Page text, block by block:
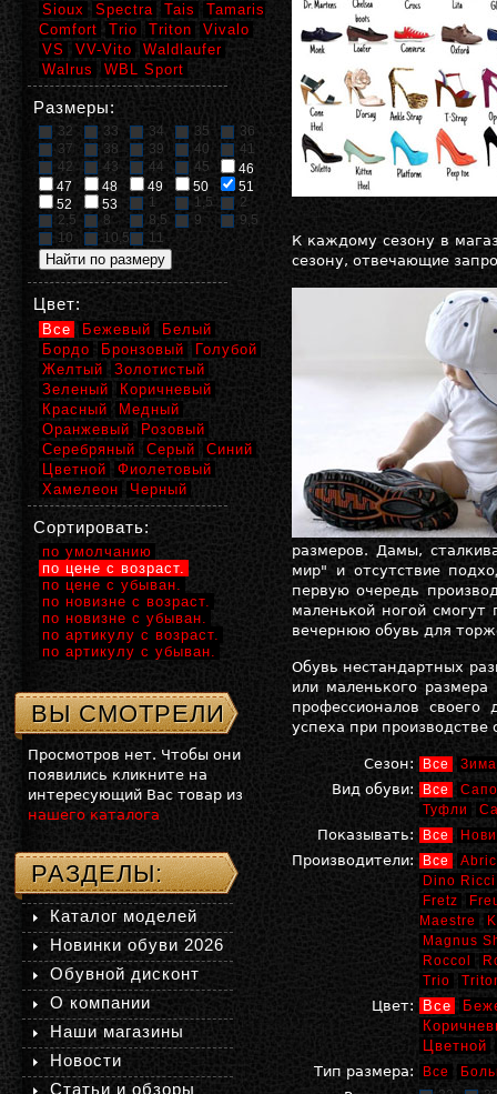
К каждому сезону в
сезону, отвечающие
размеров. Дамы,
мир" и отсутствие
первую очередь
маленькой ногой
вечернюю обувь для
Обувь нестандартных
или маленького
профессионалов
успеха при
Сезон: Все Зима
Вид обуви: Все
Туфли
Показывать: Все
Производители: Все
Dino Ricci
Fretz
Maestre
Magnus
Roccol
Trio
Цвет: Все
Цветной
Тип размера:
Все
Sioux
Spectra Tais
Tamaris
Comfort
Trio Triton
Vivalo
VS
VV-Vito
Waldlaufer
Walrus
WBL Sport
Размеры:
32 33 34 35
36
37
38 39 40
41
42
43 44 45
46
47
48 49 50
51
52
53 1 1,5
2
2,5
8 8,5 9
9,5
10
10,5 11
Цвет:
Все Бежевый
Белый
Бордо
Бронзовый
Голубой
Желтый
Золотистый
Зеленый
Коричневый
Красный
Медный
Оранжевый
Розовый
Серебряный
Серый
Синий
Цветной
Фиолетовый
Хамелеон
Черный
Сортировать:
по умолчанию
по цене с возраст.
по цене с убыван.
по новизне с возраст.
по новизне с убыван.
по артикулу с возраст.
по артикулу с убыван.
ВЫ СМОТРЕЛИ
Просмотров нет. Чтобы они
появились кликните на
интересующий Вас товар из
нашего каталога
РАЗДЕЛЫ:
Каталог моделей
Новинки обуви 2026
Обувной дисконт
О компании
Наши магазины
Новости
Статьи и обзоры